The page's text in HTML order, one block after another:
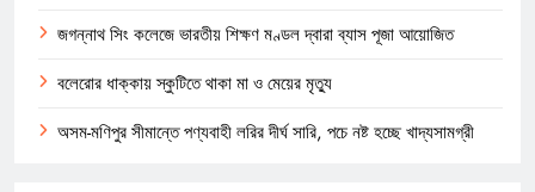
জগন্নাথ সিং কলেজে ভারতীয় শিক্ষণ মণ্ডল দ্বারা ব্যাস পূজা আয়োজিত
বলেরোর ধাক্কায় স্কুটিতে থাকা মা ও মেয়ের মৃত্যু
অসম-মণিপুর সীমান্তে পণ্যবাহী লরির দীর্ঘ সারি, পচে নষ্ট হচ্ছে খাদ্যসামগ্রী